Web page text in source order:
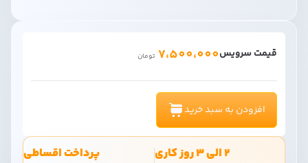
قیمت سرویس7،500،000 تومان
افزودن به سبد خرید
2 الی 3 روز کاری پرداخت اقساطی